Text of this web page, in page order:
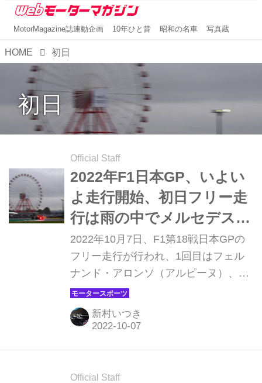
MotorMagazine誌連動企画 10年ひと昔 昭和の名車 写真蔵
HOME 初日
初日
Official Staff
2022年F1日本GP、いよい
よ走行開始、初日フリー走
行は雨の中でメルセデスが
1-2、フェルスタッペンは
午後3番手【日本GP】
2022年10月7日、F1第18戦日本GPの
フリー走行が行われ、1回目はフェル
ナンド・アロンソ（アルピーヌ）、2
回目はジョージ・ラッセル（メルセデ
ス）がトップタイムをマークした。朝
から、冷たい雨の降りしきるあいにく
るという予報もあり、注目のフリー走
新村いつき
Official Staff